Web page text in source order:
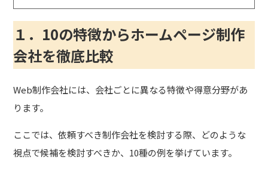
１．10の特徴からホームページ制作
会社を徹底比較
Web制作会社には、会社ごとに異なる特徴や得意分野があ
ります。
ここでは、依頼すべき制作会社を検討する際、どのような
視点で候補を検討すべきか、10種の例を挙げています。